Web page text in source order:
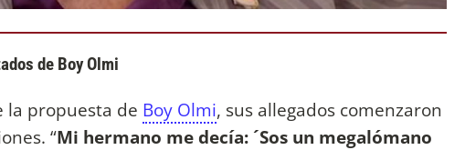
de Boy Olmi
la propuesta de Boy Olmi, sus allegados comenzaron
“Mi hermano me decía: ´Sos un megalómano